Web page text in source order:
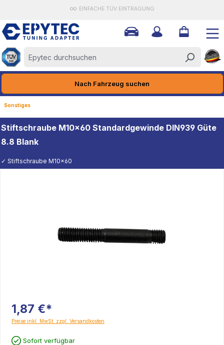
EINFACHE TÜV EINTRAGUNG
Nach Fahrzeug suchen
Sonstiges
Stiftschraube M10x60 Standardgewinde DIN939 Güte
8.8 Blank
✓ Stiftschraube M10x60
1,87 €*
Preise inkl. MwSt. zzgl. Versandkosten
Sofort verfügbar